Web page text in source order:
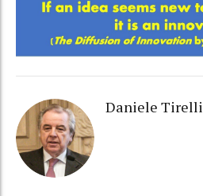
Daniele Tirelli